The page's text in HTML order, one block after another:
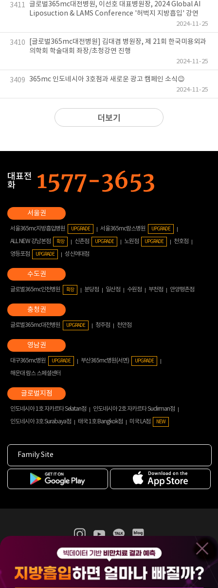
3411 글로벌365mc대전병원, 이선호 대표병원장, 2024 Global AI
Liposuction & LAMS Conference '허벅지 지방흡입' 강연
2024-11-25
3410
[글로벌365mc대전병원] 김대겸 병원장, 제 21회 한국미용외과
의학회 학술대회 좌장/초청강연 진행
2024-11-25
3409 365mc 인도네시아 3호점과 새로운 광고 캠페인 소식😉
2024-11-25
더보기
대표전
화
서울365mc지방흡입병원 UPGRADE 서울365mc람스병원 UPGRADE
ALL NEW 강남본점 확장 신촌점 UPGRADE 노원점 UPGRADE
천호점
영등포점
UPGRADE 성신여대점
글로벌365mc인천병원 확장 분당점 일산점 수원점 부천점 안양평촌점
글로벌365mc대전병원 UPGRADE 청주점 천안점
대구365mc병원 UPGRADE 부산365mc병원(서면) UPGRADE
해운대 람스 스페셜센터
인도네시아 1호 자카르타 Selatan점
인도네시아 2호 자카르타 Sudirman점
인도네시아 3호 Surabaya점
태국 1호 Bangkok점 미국 LA점 NEW
Family Site
365mc 병·의원 이용약관
홈페이지 이용약관
비급여진료수가
(주)365mcㅣ서울특별시 서초구 서초대로52길 7, 3~4층(서초동, 제일빌딩)